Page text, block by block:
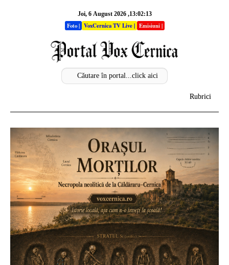
Joi, 6 August 2026 ,13:02:14
Foto| VoxCernica TV Live | Emisiuni |
Rubrici
Info
Stiri
Sectiuni
Analize
Opinii
National